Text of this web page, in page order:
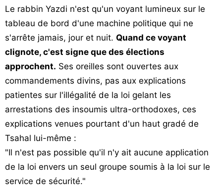
Le rabbin Yazdi n'est qu'un voyant lumineux sur le
tableau de bord d'une machine politique qui ne
s'arrête jamais, jour et nuit. Quand ce voyant
clignote, c'est signe que des élections
approchent. Ses oreilles sont ouvertes aux
commandements divins, pas aux explications
patientes sur l'illégalité de la loi gelant les
arrestations des insoumis ultra-orthodoxes, ces
explications venues pourtant d'un haut gradé de
Tsahal lui-même :
"Il n'est pas possible qu'il n'y ait aucune application
de la loi envers un seul groupe soumis à la loi sur le
service de sécurité."